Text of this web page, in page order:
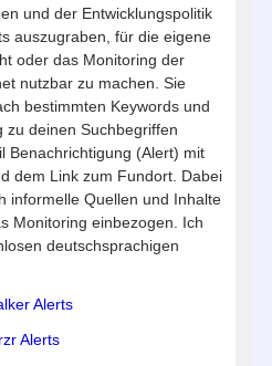
und der Entwicklungspolitik
auszugraben, für die eigene
oder das Monitoring der
nutzbar zu machen. Sie
bestimmten Keywords und
zu deinen Suchbegriffen
Benachrichtigung (Alert) mit
dem Link zum Fundort. Dabei
informelle Quellen und Inhalte
Monitoring einbezogen. Ich
deutschsprachigen
Alerts
Alerts